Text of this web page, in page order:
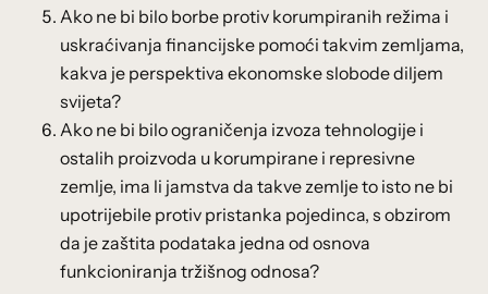
Ako ne bi bilo borbe protiv korumpiranih režima i
uskraćivanja financijske pomoći takvim zemljama,
kakva je perspektiva ekonomske slobode diljem
svijeta?
Ako ne bi bilo ograničenja izvoza tehnologije i
ostalih proizvoda u korumpirane i represivne
zemlje, ima li jamstva da takve zemlje to isto ne bi
upotrijebile protiv pristanka pojedinca, s obzirom
da je zaštita podataka jedna od osnova
funkcioniranja tržišnog odnosa?